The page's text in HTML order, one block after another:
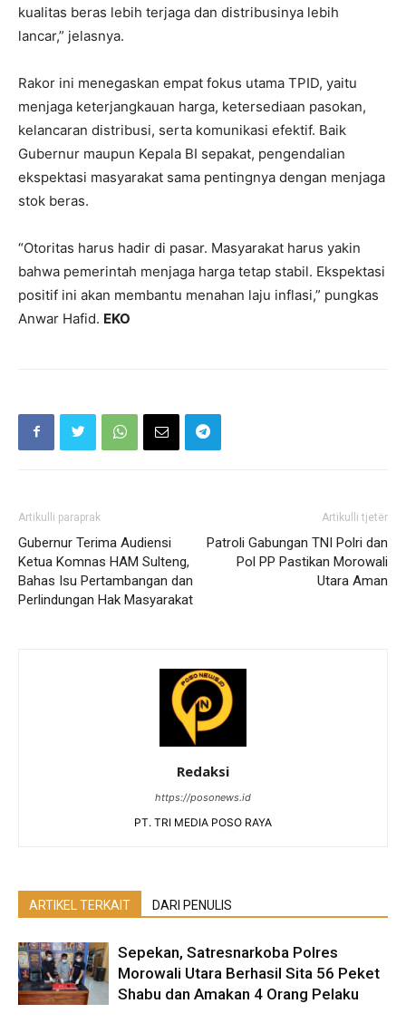
kualitas beras lebih terjaga dan distribusinya lebih
lancar,” jelasnya.
Rakor ini menegaskan empat fokus utama TPID, yaitu
menjaga keterjangkauan harga, ketersediaan pasokan,
kelancaran distribusi, serta komunikasi efektif. Baik
Gubernur maupun Kepala BI sepakat, pengendalian
ekspektasi masyarakat sama pentingnya dengan menjaga
stok beras.
“Otoritas harus hadir di pasar. Masyarakat harus yakin
bahwa pemerintah menjaga harga tetap stabil. Ekspektasi
positif ini akan membantu menahan laju inflasi,” pungkas
Anwar Hafid. EKO
Artikulli paraprak
Gubernur Terima Audiensi
Ketua Komnas HAM Sulteng,
Bahas Isu Pertambangan dan
Perlindungan Hak Masyarakat
Artikulli tjetër
Patroli Gabungan TNI Polri dan
Pol PP Pastikan Morowali
Utara Aman
Redaksi
https://posonews.id
PT. TRI MEDIA POSO RAYA
ARTIKEL TERKAIT DARI PENULIS
Sepekan, Satresnarkoba Polres
Morowali Utara Berhasil Sita 56 Peket
Shabu dan Amakan 4 Orang Pelaku